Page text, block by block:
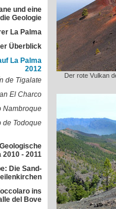
und eine
Geologie
La Palma
Überblick
La Palma
2012
de Tigalate
El Charco
Nambroque
de Todoque
- 2011
Die Sand-
ins
del Bove
Der rote Vulkan